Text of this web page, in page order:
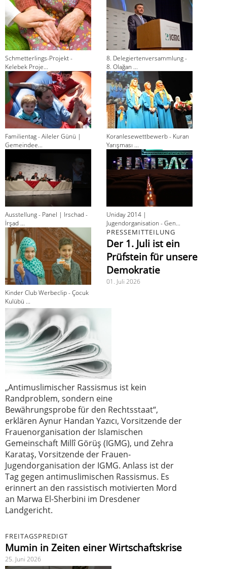
Schmetterlings-Projekt -
Kelebek Proje...
8. Delegiertenversammlung -
8. Olağan ...
Familientag - Aileler Günü |
Gemeindee...
Koranlesewettbewerb - Kuran
Yarışması ...
Ausstellung - Panel | Irschad -
İrşad ...
Uniday 2014 |
Jugendorganisation - Gen...
Kinder Club Werbeclip - Çocuk
Kulübü ...
PRESSEMITTEILUNG
Der 1. Juli ist ein
Prüfstein für unsere
Demokratie
01. Juli 2026
„Antimuslimischer Rassismus ist kein
Randproblem, sondern eine
Bewährungsprobe für den Rechtsstaat“,
erklären Aynur Handan Yazıcı, Vorsitzende der
Frauenorganisation der Islamischen
Gemeinschaft Millî Görüş (IGMG), und Zehra
Karataş, Vorsitzende der Frauen-
Jugendorganisation der IGMG. Anlass ist der
Tag gegen antimuslimischen Rassismus. Es
erinnert an den rassistisch motivierten Mord
an Marwa El-Sherbini im Dresdener
Landgericht.
FREITAGSPREDIGT
Mumin in Zeiten einer Wirtschaftskrise
25. Juni 2026